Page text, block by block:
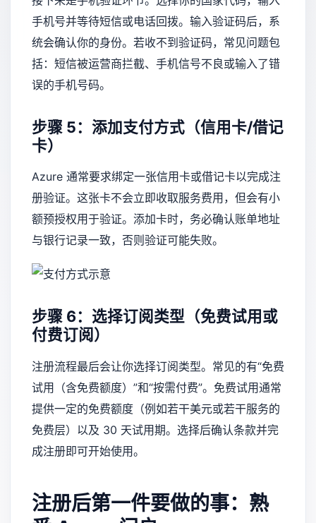
手机号并等待短信或电话回拨。输入验证码后，系
统会确认你的身份。若收不到验证码，常见问题包
括：短信被运营商拦截、手机信号不良或输入了错
误的手机号码。
步骤 5：添加支付方式（信用卡/借记
卡）
Azure 通常要求绑定一张信用卡或借记卡以完成注
册验证。这张卡不会立即收取服务费用，但会有小
额预授权用于验证。添加卡时，务必确认账单地址
与银行记录一致，否则验证可能失败。
步骤 6：选择订阅类型（免费试用或
付费订阅）
注册流程最后会让你选择订阅类型。常见的有“免费
试用（含免费额度）”和“按需付费”。免费试用通常
提供一定的免费额度（例如若干美元或若干服务的
免费层）以及 30 天试用期。选择后确认条款并完
成注册即可开始使用。
注册后第一件要做的事：熟